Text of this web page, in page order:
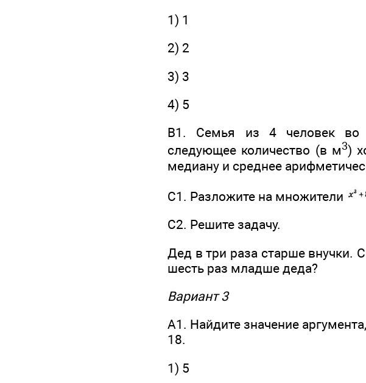
1) 1
2) 2
3) 3
4) 5
В1. Семья из 4 человек во
следующее количество (в м3)
медиану и среднее
С1. Разложите на множители
С2. Решите задачу.
Дед в три раза старше внучки.
шесть раз младше деда?
Вариант 3
А1. Найдите значение
18.
1) 5